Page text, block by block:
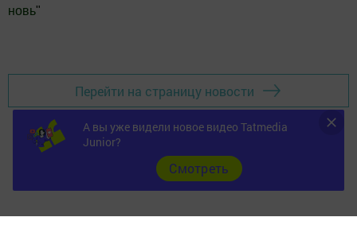
новь"
Перейти на страницу новости
А вы уже видели новое видео Tatmedia
Junior?
Cмотреть